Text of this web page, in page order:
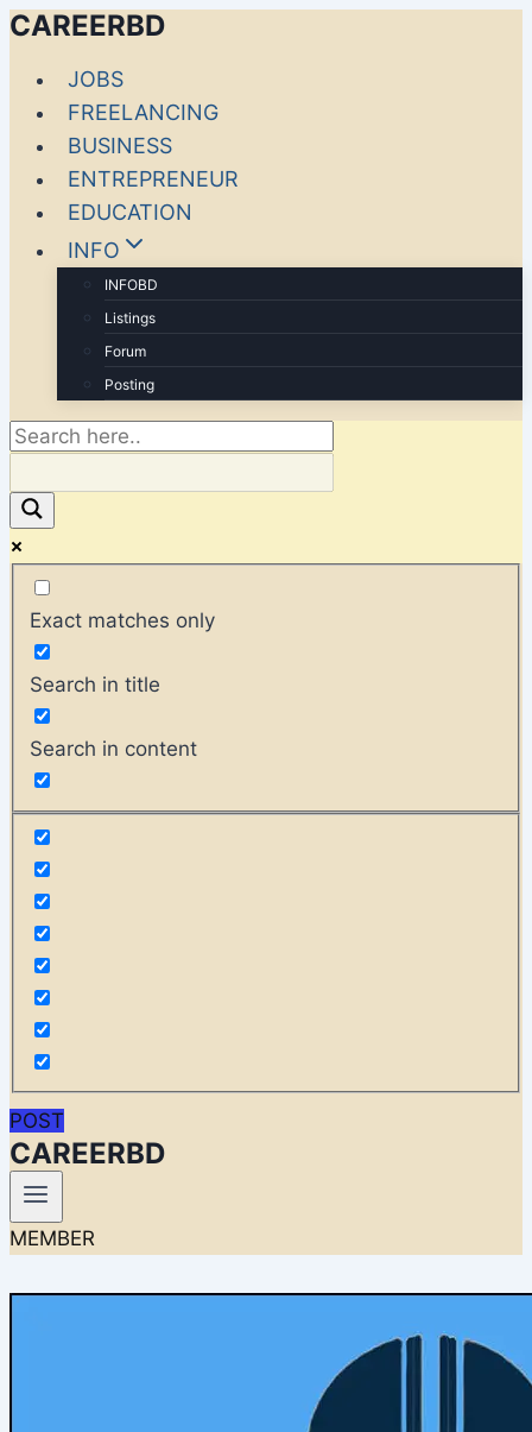
CAREERBD
JOBS
FREELANCING
BUSINESS
ENTREPRENEUR
EDUCATION
INFO
INFOBD
Listings
Forum
Posting
Exact matches only
Search in title
Search in content
POST
CAREERBD
MEMBER